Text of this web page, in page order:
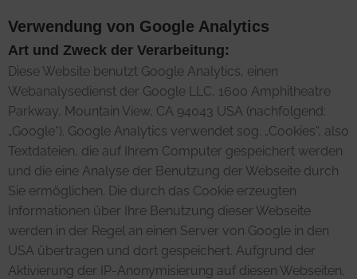
Verwendung von Google Analytics
Art und Zweck der Verarbeitung:
Diese Website benutzt Google Analytics, einen
Webanalysedienst der Google LLC, 1600 Amphitheatre
Parkway, Mountain View, CA 94043 USA (nachfolgend:
„Google“). Google Analytics verwendet sog. „Cookies“, also
Textdateien, die auf Ihrem Computer gespeichert werden
und die eine Analyse der Benutzung der Webseite durch
Sie ermöglichen. Die durch das Cookie erzeugten
Informationen über Ihre Benutzung dieser Webseite
werden in der Regel an einen Server von Google in den
USA übertragen und dort gespeichert. Aufgrund der
Aktivierung der IP-Anonymisierung auf diesen Webseiten,